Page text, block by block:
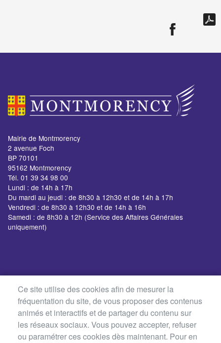
Mairie de Montmorency
2 avenue Foch
BP 70101
95162 Montmorency
Tél. 01 39 34 98 00
Lundi : de 14h à 17h
Du mardi au jeudi : de 8h30 à 12h30 et de 14h à 17h
Vendredi : de 8h30 à 12h30 et de 14h à 16h
Samedi : de 8h30 à 12h (Service des Affaires Générales
uniquement)
Ce site utilise des cookies afin de mesurer la
fréquentation du site, de vous proposer des contenus
animés et interactifs et de partager du contenu sur
les réseaux sociaux. Vous pouvez accepter, refuser
ou paramétrer ces cookies dès maintenant. Pour en